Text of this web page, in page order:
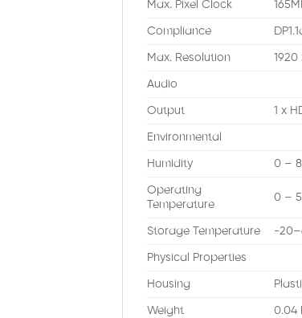
Max. Pixel Clock
Compliance
Max. Resolution 1920
Audio
Output 1 x
Environmental
Humidity 0 –
Operating
Temperature
0 –
Storage Temperature -
Physical Properties
Housing
Weight 0.04